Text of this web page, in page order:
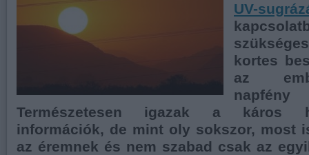
UV-
kortes
az
Természetesen igazak a káros
információk, de mint oly sokszor, most
az éremnek és nem szabad csak az